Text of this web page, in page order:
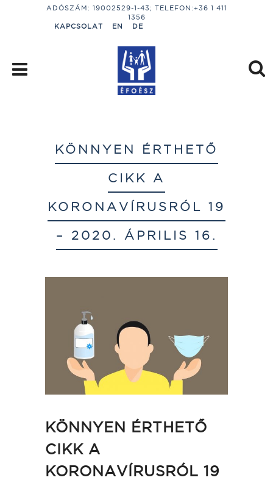
ADÓSZÁM: 19002529-1-43; TELEFON:+36 1 411
1356
KAPCSOLAT
EN DE
KÖNNYEN ÉRTHETŐ
CIKK A
KORONAVÍRUSRÓL 19
– 2020. ÁPRILIS 16.
KÖNNYEN ÉRTHETŐ
CIKK A
KORONAVÍRUSRÓL 19